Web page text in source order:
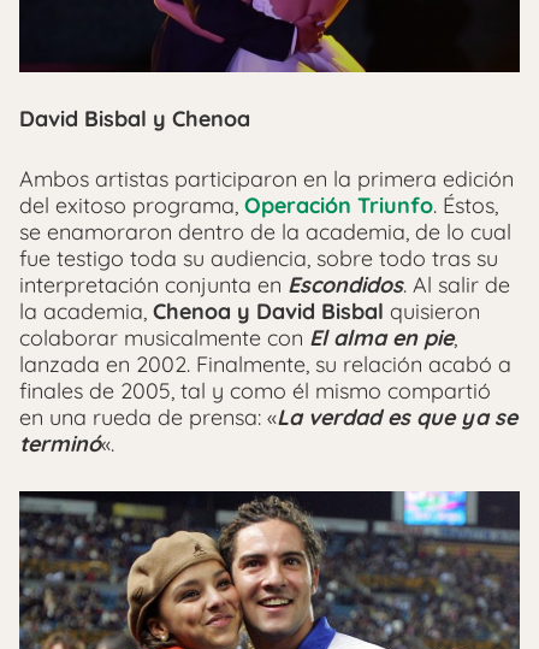
David Bisbal y Chenoa
Ambos artistas participaron en la primera edición
del exitoso programa, Operación Triunfo. Éstos,
se enamoraron dentro de la academia, de lo cual
fue testigo toda su audiencia, sobre todo tras su
interpretación conjunta en Escondidos. Al salir de
la academia, Chenoa y David Bisbal quisieron
colaborar musicalmente con El alma en pie,
lanzada en 2002. Finalmente, su relación acabó a
finales de 2005, tal y como él mismo compartió
en una rueda de prensa: «La verdad es que ya se
terminó«.